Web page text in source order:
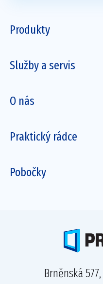
Produkty
Služby a servis
O nás
Praktický rádce
Pobočky
Brněnská